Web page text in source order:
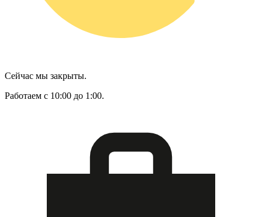
Сейчас мы закрыты.
Работаем с 10:00 до 1:00.